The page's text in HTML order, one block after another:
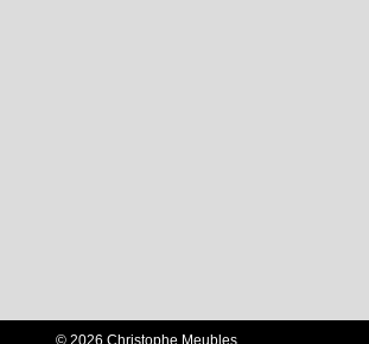
© 2026 Christophe Meubles